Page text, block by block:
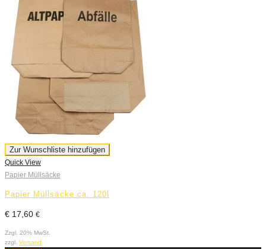
Zur Wunschliste hinzufügen
Quick View
Papier Müllsäcke
Papier Müllsäcke ca. 120l
€ 17,60 €
Zzgl. 20% MwSt.
zzgl. Versand